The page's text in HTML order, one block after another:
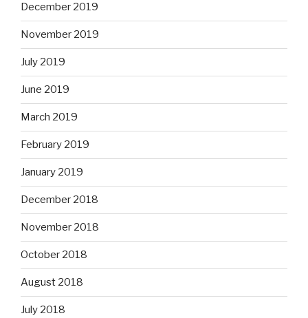
December 2019
November 2019
July 2019
June 2019
March 2019
February 2019
January 2019
December 2018
November 2018
October 2018
August 2018
July 2018